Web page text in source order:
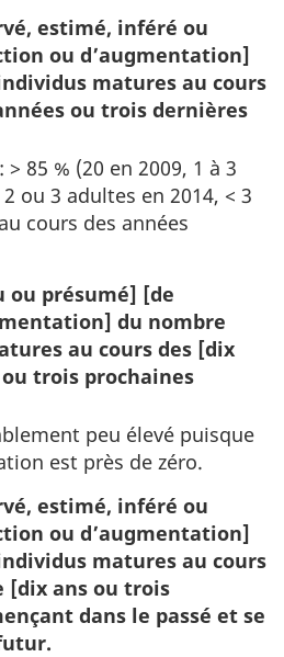
estimé, inféré ou
ou d’augmentation]
matures au cours
ou trois dernières
85 % (20 en 2009, 1 à 3
ou 3 adultes en 2014, < 3
cours des années
ou présumé] [de
du nombre
au cours des [dix
trois prochaines
peu élevé puisque
est près de zéro.
estimé, inféré ou
ou d’augmentation]
matures au cours
[dix ans ou trois
dans le passé et se